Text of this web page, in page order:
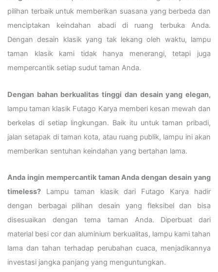
pilihan terbaik untuk memberikan suasana yang berbeda dan
menciptakan keindahan abadi di ruang terbuka Anda.
Dengan desain klasik yang tak lekang oleh waktu, lampu
taman klasik kami tidak hanya menerangi, tetapi juga
mempercantik setiap sudut taman Anda.
Dengan bahan berkualitas tinggi dan desain yang elegan,
lampu taman klasik Futago Karya memberi kesan mewah dan
berkelas di setiap lingkungan. Baik itu untuk taman pribadi,
jalan setapak di taman kota, atau ruang publik, lampu ini akan
memberikan sentuhan keindahan yang bertahan lama.
Anda ingin mempercantik taman Anda dengan desain yang
timeless? Lampu taman klasik dari Futago Karya hadir
dengan berbagai pilihan desain yang fleksibel dan bisa
disesuaikan dengan tema taman Anda. Diperbuat dari
material besi cor dan aluminium berkualitas, lampu kami tahan
lama dan tahan terhadap perubahan cuaca, menjadikannya
investasi jangka panjang yang menguntungkan.